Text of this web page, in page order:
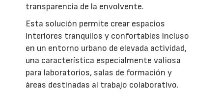
transparencia de la envolvente.
Esta solución permite crear espacios
interiores tranquilos y confortables incluso
en un entorno urbano de elevada actividad,
una característica especialmente valiosa
para laboratorios, salas de formación y
áreas destinadas al trabajo colaborativo.